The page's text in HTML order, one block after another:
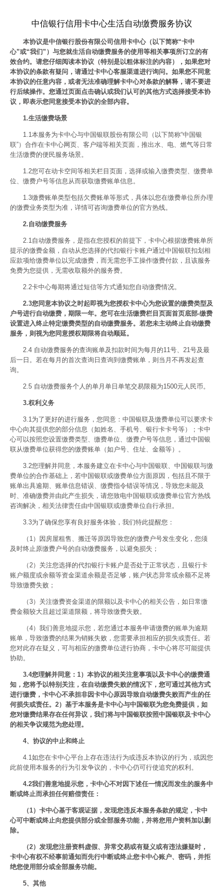
中信银行信用卡中心生活自动缴费服务协议
本协议是中信银行股份有限公司信用卡中心（以下简称“卡中
心”或“我们”）与您就生活自动缴费服务的使用等相关事项所订立的有
效合约。请您仔细阅读本协议（特别是以粗体标注的内容），如果您对
本协议的条款有疑问，请通过卡中心客服渠道进行询问。如果您不同意
本协议的任意内容，或者无法准确理解卡中心对条款的解释，请不要进
行后续操作。您通过页面点击确认或我们认可的其他方式选择接受本协
议，即表示您同意接受本协议的全部内容。
1.生活缴费场景
1.1本服务为卡中心与中国银联股份有限公司（以下简称“中国银
联”）合作在卡中心网页、客户端等相关页面，推出水、电、燃气等日常
生活缴费的便民服务场景。
1.2您可在动卡空间等相关栏目页面，选择或输入缴费类型、缴费单
位、缴费户号等信息从而获取缴费账单信息。
1.3缴费账单类型包括欠费账单等形式，具体以您在缴费单位所办理
的缴费业务类型为准，详情可咨询缴费单位的官方热线。
2.自动缴费服务
2.1自动缴费服务，是指在您授权的前提下，卡中心根据缴费账单所
提示的缴费金额，自动从您选择的代扣银行卡账户通过中国银联扣划相
应款项给缴费单位以完成缴费，而无需您手工操作缴费付款，且该服务
免费为您提供，无需收取额外的服务费。
2.2卡中心每期将通过短信等方式通知您自动缴费情况。
2.3您同意本协议之时起即视为您授权卡中心为您设置的缴费类型及
户号进行自动缴费，期限一年。您可在生活缴费栏目页面首页底部-缴费
设置进入终止特定缴费类型的自动缴费服务。若您未主动终止自动缴费
服务，则视为您同意授权期限将自动顺延。
2.4 自动缴费服务的查询账单及扣款时间为每月的11号、21号及最
后一日。若在每月的首次查询日查询到缴费账单，则当月不再发起查
询。
2.5 自动缴费服务个人的单月单日单笔交易限额为1500元人民币。
3.权利义务
3.1为了更好的进行服务，您同意：中国银联及缴费单位可以要求卡
中心向其提供您的部分信息（如姓名、手机号、银行卡卡号等）；卡中
心可以按照您设置缴费类型、缴费单位、缴费户号等信息，通过中国银
联从缴费单位获得您的缴费账单（如户号、住址、金额等）。
3.2您理解并同意，本服务建立在卡中心与中国银联、中国银联与缴
费单位的合作基础上，若中国银联或缴费单位方面原因，包括且不限于
账单出具逾期、账单信息错误、缴费指令错误等情况，导致您未能及
时、准确缴费并由此产生损失，请您致电中国银联或缴费单位官方热线
咨询解决，相关法律责任由中国银联或缴费单位自行承担。
3.3为了确保您享有良好服务体验，我们特此提醒您：
（1）因房屋租售、搬迁等原因导致您的缴费户号发生变化，您须
及时终止原缴费户号的自动缴费服务，以避免损失；
（2）关注您选择的代扣银行卡账户是否处于正常状态，且银行卡
账户额度或余额等资金渠道余额是否足够，账户状态异常或余额不足将
导致缴费失败；
（3）关注缴费资金渠道的限额以及卡中心的相关公告，如日常缴
费金额较大且超过渠道限额，将导致缴费失败。
（4）我们善意地提示您，若您通过本服务申请缴费的账单为逾期
账单，导致缴费的结果为销账失败，您需要承担相应的损失或责任。若
您对此存在疑义，可与相应的缴费单位进行协商，卡中心将尽可能提供
协助。
3.4您理解并同意：1）本协议的相关注意事项以及卡中心的缴费通
知，您将予以特别关注，在自动缴费失败的情况下，您可通过其他方式
进行缴费，卡中心不承担非因卡中心原因导致自动缴费失败而产生的任
何损失或责任。2）基于本服务是卡中心与中国银联为您免费提供，如
您对缴费结果存在任何异议，我们将与中国银联按照中国银联及卡中心
的相关争议规范为您处理。
4、协议的中止和终止
4.1如您在卡中心平台上存在违法行为或违反本协议的行为，或因您
此前使用本服务的行为引发争议的，卡中心仍可行使追究的权利。
4.2我们善意地提示您，卡中心不对因下述任一情况而发生的服务中
断或终止而承担任何赔偿责任：
（1）卡中心基于客观证据，发现您违反本服务条款的规定，卡中
心可中断或终止向您提供部分或全部服务功能，并将您用户资料加以删
除。
（2）发现您注册资料虚假、异常交易或有疑义或有违法嫌疑时，
卡中心有权不经事前通知而先行中断或终止您卡中心账户、密码，并拒
绝您使用部分或全部服务功能。
5、其他